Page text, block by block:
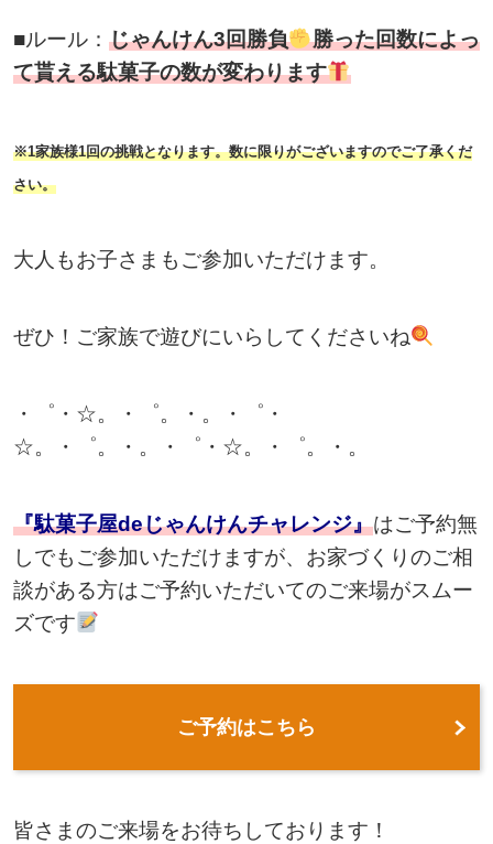
■ルール： じゃんけん3回勝負
勝った回数によっ
て貰える駄菓子の数が変わります
※1家族様1回の挑戦となります。数に限りがございますのでご了承くだ
さい。
大人もお子さまもご参加いただけます。
ぜひ！ご家族で遊びにいらしてくださいね
・゜・☆。・゜。・。・゜・
☆。・゜。・。・゜・☆。・゜。・。
『駄菓子屋deじゃんけんチャレンジ』はご予約無
しでもご参加いただけますが、お家づくりのご相
談がある方はご予約いただいてのご来場がスムー
ズです
ご予約はこちら
皆さまのご来場をお待ちしております！